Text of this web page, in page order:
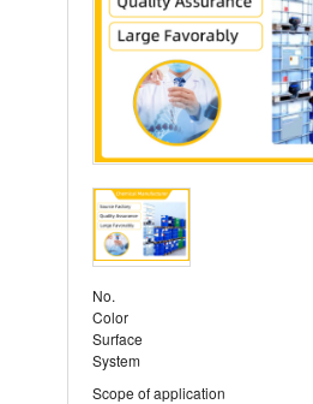
No.
Color
Surface
System
Scope of application